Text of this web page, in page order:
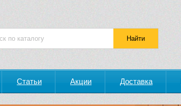
Статьи Акции Доставка